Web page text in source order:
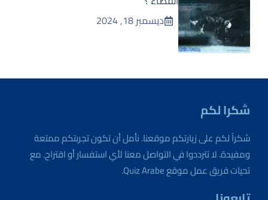
ديسمبر 18, 2024
شكرا لكم
شكراً لكم على زيارتكم موقعنا. نأمل أن تكون تجربتكم ممتعة
ومفيدة. لا تترددوا في التواصل معنا لأي استفسار أو اقتراح. مع
تحيات فريق عمل موقع Quiz Arabe.